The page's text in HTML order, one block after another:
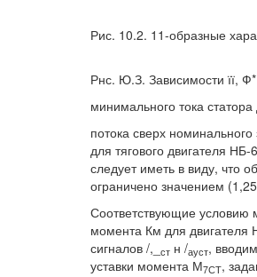
Рис. 10.2. 11-образные
Рнс. Ю.З. Зависимости її,
минимального тока
потока сверх
для тягового двигателя
следует иметь в виду, что
ограничено значением
Соответствующие условию
момента Км для двигателя
сигналов /,_ ст н /ауст,
уставки момента М7СТ,